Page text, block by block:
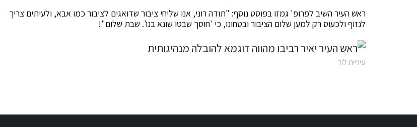
ראש העיר השיב לפרופ' גמזו בפוסט נוסף: "תודה רוני, אנו שליחי ציבור שדואגים לציבור כמו אבא, ולעיתים צריך
לנזוף ולכעוס רק למען שלום הציבור ובטחונו, כי 'חוסך שבטו שונא בנו'. שבת שלום"!
עיריית לוד